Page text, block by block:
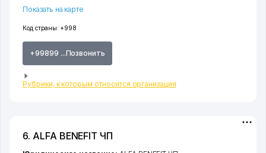
Код страны: +998
+99899 ...Позвонить
Рубрики, к которым относится организация
Показать на карте
6. ALFA BENEFIT ЧП